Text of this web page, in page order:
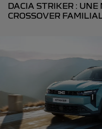
DACIA STRIKER :
CROSSOVER